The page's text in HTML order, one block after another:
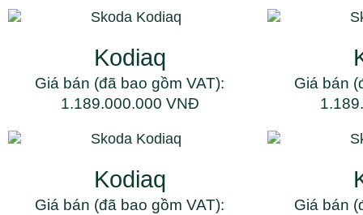
Kodiaq
Giá bán (đã bao gồm VAT):
1.189.000.000 VNĐ
Giá bán
Kodiaq
Giá bán (đã bao gồm VAT):
Giá bán